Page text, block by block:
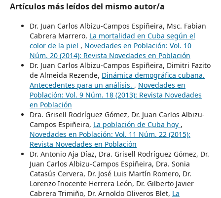
Artículos más leídos del mismo autor/a
Dr. Juan Carlos Albizu-Campos Espiñeira, Msc. Fabian
Cabrera Marrero, La mortalidad en Cuba según el
color de la piel , Novedades en Población: Vol. 10
Núm. 20 (2014): Revista Novedades en Población
Dr. Juan Carlos Albizu-Campos Espiñeira, Dimitri Fazito
de Almeida Rezende, Dinámica demográfica cubana.
Antecedentes para un análisis. , Novedades en
Población: Vol. 9 Núm. 18 (2013): Revista Novedades
en Población
Dra. Grisell Rodríguez Gómez, Dr. Juan Carlos Albizu-
Campos Espiñeira, La población de Cuba hoy ,
Novedades en Población: Vol. 11 Núm. 22 (2015):
Revista Novedades en Población
Dr. Antonio Aja Díaz, Dra. Grisell Rodríguez Gómez, Dr.
Juan Carlos Albizu-Campos Espiñeira, Dra. Sonia
Catasús Cervera, Dr. José Luis Martín Romero, Dr.
Lorenzo Inocente Herrera León, Dr. Gilberto Javier
Cabrera Trimiño, Dr. Arnoldo Oliveros Blet, La